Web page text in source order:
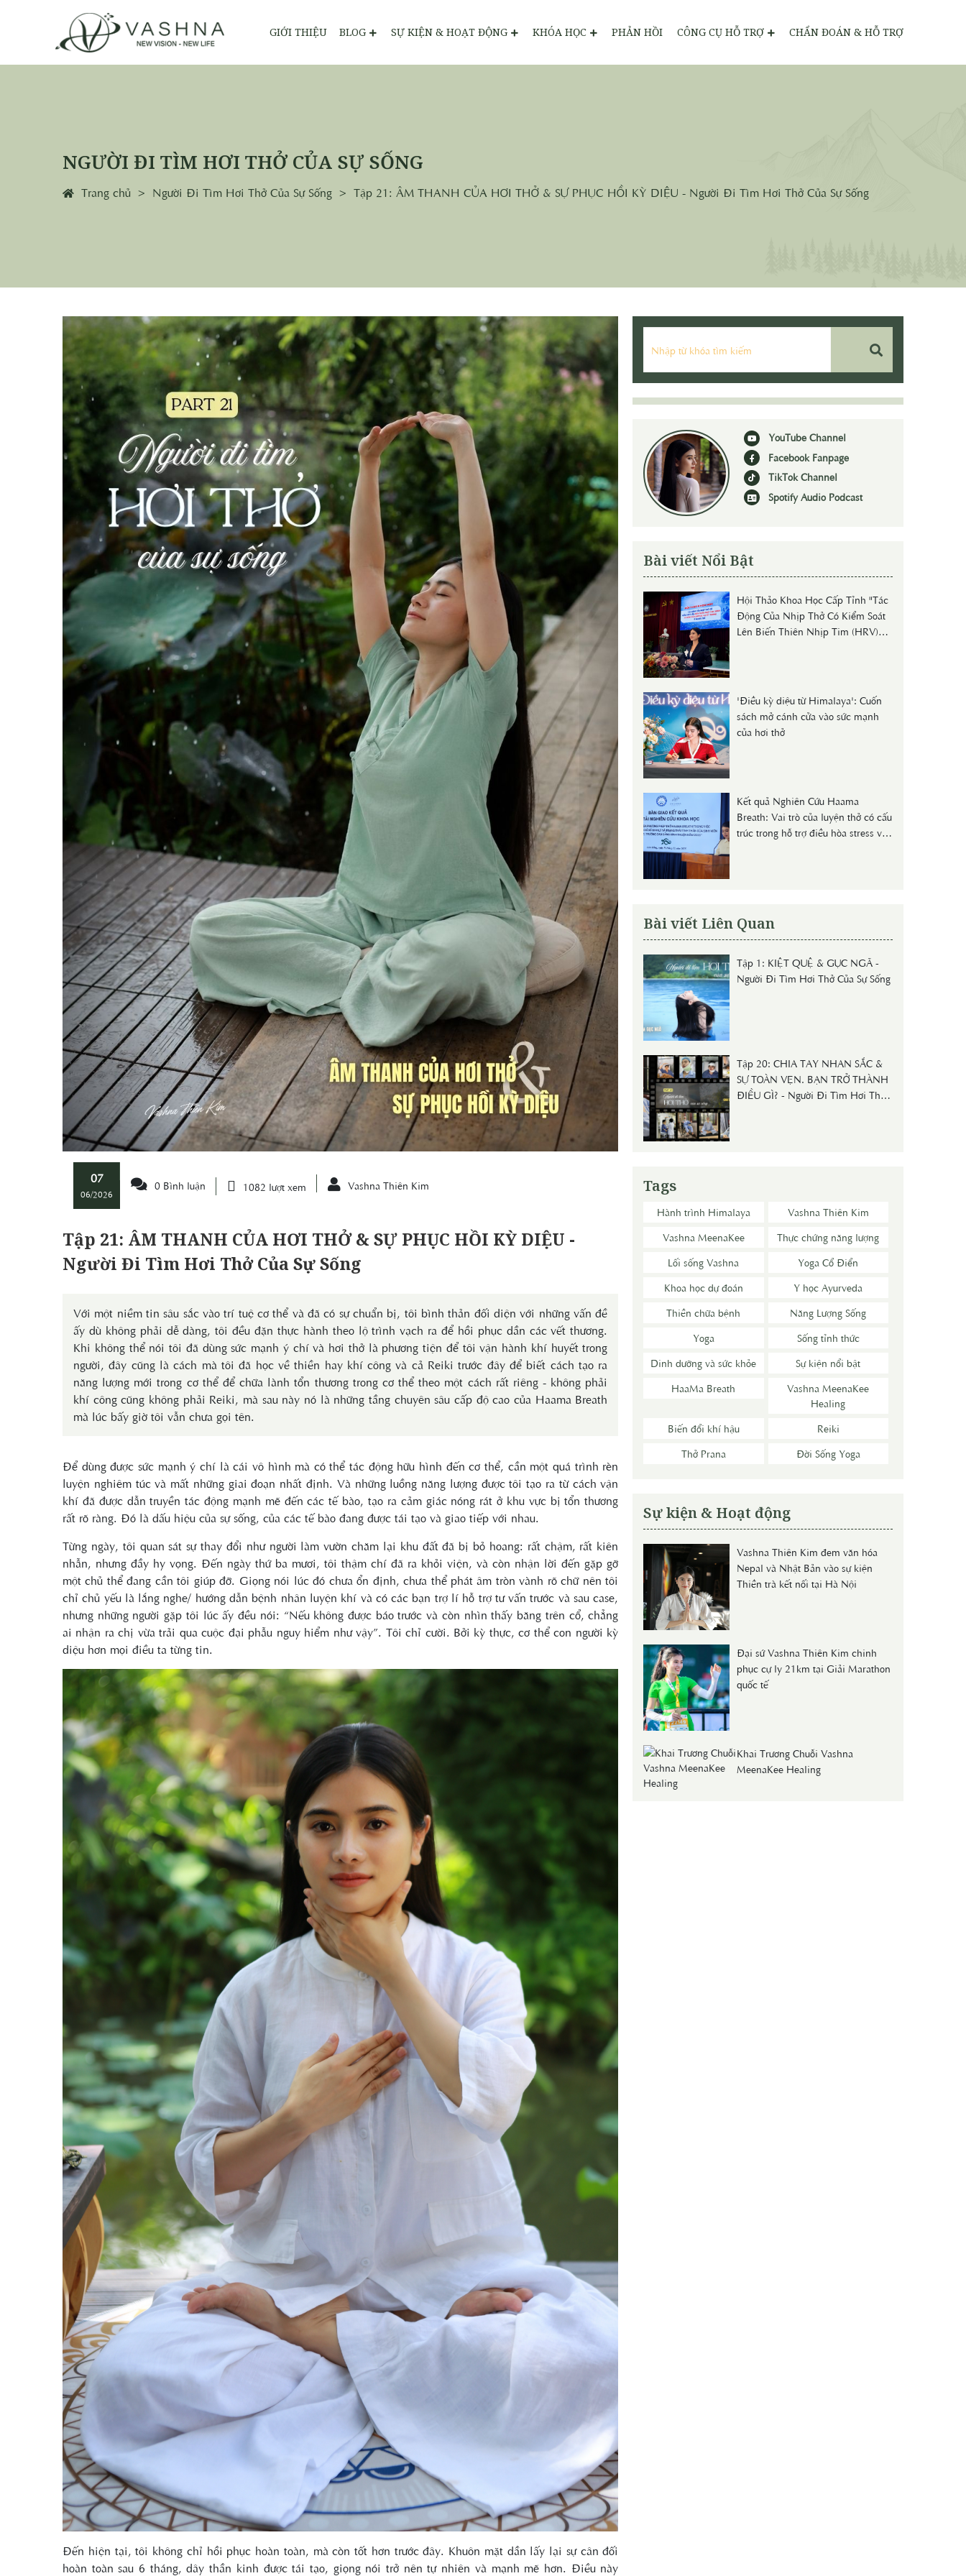
GIỚI THIỆU BLOG SỰ KIỆN & HOẠT ĐỘNG KHÓA HỌC PHẢN HỒI CÔNG CỤ HỖ TRỢ CHẨN ĐOÁN & HỖ TRỢ
NGƯỜI ĐI TÌM HƠI THỞ CỦA SỰ SỐNG
Trang chủ Người Đi Tìm Hơi Thở Của Sự Sống Tập 21: ÂM THANH CỦA HƠI THỞ & SỰ PHỤC HỒI KỲ DIỆU - Người Đi Tìm Hơi Thở Của Sự Sống
07
06/2026
0 Bình luận 1082 lượt xem Vashna Thiên Kim
Tập 21: ÂM THANH CỦA HƠI THỞ & SỰ PHỤC HỒI KỲ DIỆU -
Người Đi Tìm Hơi Thở Của Sự Sống
Với một niềm tin sâu sắc vào trí tuệ cơ thể và đã có sự chuẩn bị, tôi bình thản đối diện với những vấn đề
ấy dù không phải dễ dàng, tôi đều đặn thực hành theo lộ trình vạch ra để hồi phục dần các vết thương.
Khi không thể nói tôi đã dùng sức mạnh ý chí và hơi thở là phương tiện để tôi vận hành khí huyết trong
người, đây cũng là cách mà tôi đã học về thiền hay khí công và cả Reiki trước đây để biết cách tạo ra
năng lượng mới trong cơ thể để chữa lành tổn thương trong cơ thể theo một cách rất riêng - không phải
khí công cũng không phải Reiki, mà sau này nó là những tầng chuyên sâu cấp độ cao của Haama Breath
mà lúc bấy giờ tôi vẫn chưa gọi tên.
Để dùng được sức mạnh ý chí là cái vô hình mà có thể tác động hữu hình đến cơ thể, cần một quá trình rèn
luyện nghiêm túc và mất những giai đoạn nhất định. Và những luồng năng lượng được tôi tạo ra từ cách vận
khí đã được dẫn truyền tác động mạnh mẽ đến các tế bào, tạo ra cảm giác nóng rát ở khu vực bị tổn thương
rất rõ ràng. Đó là dấu hiệu của sự sống, của các tế bào đang được tái tạo và giao tiếp với nhau.
Từng ngày, tôi quan sát sự thay đổi như người làm vườn chăm lại khu đất đã bị bỏ hoang: rất chậm, rất kiên
nhẫn, nhưng đầy hy vọng. Đến ngày thứ ba mươi, tôi thậm chí đã ra khỏi viện, và còn nhận lời đến gặp gỡ
một chủ thể đang cần tôi giúp đỡ. Giọng nói lúc đó chưa ổn định, chưa thể phát âm tròn vành rõ chữ nên tôi
chỉ chủ yếu là lắng nghe/ hướng dẫn bệnh nhân luyện khí và có các bạn trợ lí hỗ trợ tư vấn trước và sau case,
nhưng những người gặp tôi lúc ấy đều nói: “Nếu không được báo trước và còn nhìn thấy băng trên cổ, chẳng
ai nhận ra chị vừa trải qua cuộc đại phẫu nguy hiểm như vậy”. Tôi chỉ cười. Bởi kỳ thực, cơ thể con người kỳ
diệu hơn mọi điều ta từng tin.
Đến hiện tại, tôi không chỉ hồi phục hoàn toàn, mà còn tốt hơn trước đây. Khuôn mặt dần lấy lại sự cân đối
hoàn toàn sau 6 tháng, dây thần kinh được tái tạo, giọng nói trở nên tự nhiên và mạnh mẽ hơn. Điều này
YouTube Channel
Facebook Fanpage
TikTok Channel
Spotify Audio Podcast
Bài viết Nổi Bật
Hội Thảo Khoa Học Cấp Tỉnh "Tác
Động Của Nhịp Thở Có Kiểm Soát
Lên Biến Thiên Nhịp Tim (HRV)
'Điều kỳ diệu từ Himalaya': Cuốn
sách mở cánh cửa vào sức mạnh
của hơi thở
Kết quả Nghiên Cứu Haama
Breath: Vai trò của luyện thở có cấu
trúc trong hỗ trợ điều hòa stress và
Bài viết Liên Quan
Tập 1: KIỆT QUỆ & GỤC NGÃ -
Người Đi Tìm Hơi Thở Của Sự Sống
Tập 20: CHIA TAY NHAN SẮC &
SỰ TOÀN VẸN. BẠN TRỞ THÀNH
ĐIỀU GÌ? - Người Đi Tìm Hơi Thở
Tags
Hành trình Himalaya
Vashna Thiên Kim
Vashna MeenaKee
Thực chứng năng lượng
Lối sống Vashna
Yoga Cổ Điển
Khoa học dự đoán
Y học Ayurveda
Thiền chữa bệnh
Năng Lượng Sống
Yoga
Sống tỉnh thức
Dinh dưỡng và sức khỏe
Sự kiện nổi bật
HaaMa Breath
Vashna MeenaKee
Healing
Biến đổi khí hậu
Reiki
Thở Prana
Đời Sống Yoga
Sự kiện & Hoạt động
Vashna Thiên Kim đem văn hóa
Nepal và Nhật Bản vào sự kiện
Thiền trà kết nối tại Hà Nội
Đại sứ Vashna Thiên Kim chinh
phục cự ly 21km tại Giải Marathon
quốc tế
Khai Trương Chuỗi Vashna
MeenaKee Healing